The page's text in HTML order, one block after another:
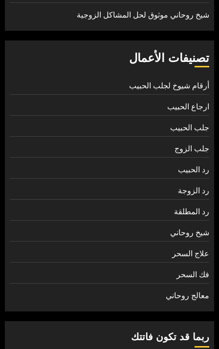
شيخ روحاني موثوق لحل المشاكل الزوجية
تصنيفات الأعمال
أرقام شيوخ لجلب الحبيب
ارجاع الحبيب
جلب الحبيب
جلب الزوج
رد الحبيب
رد الزوجة
رد المطلقة
شيخ روحاني
علاج السحر
فك السحر
معالج روحاني
ربما قد تكون فاتتك